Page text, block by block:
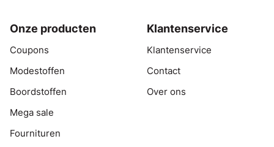
Onze producten
Coupons
Modestoffen
Boordstoffen
Mega sale
Fournituren
Klantenservice
Klantenservice
Contact
Over ons